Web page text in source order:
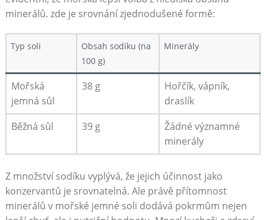
minerálů. zde je srovnání zjednodušené formě:
Typ soli
Obsah sodíku (na
100 g)
Minerály
Mořská
jemná sůl
38 g
Hořčík, vápník,
draslík
Běžná sůl
39 g
Žádné významné
minerály
Z množství sodíku vyplývá, že jejich účinnost jako
konzervantů je srovnatelná. Ale právě přítomnost
minerálů v mořské jemné soli dodává pokrmům nejen